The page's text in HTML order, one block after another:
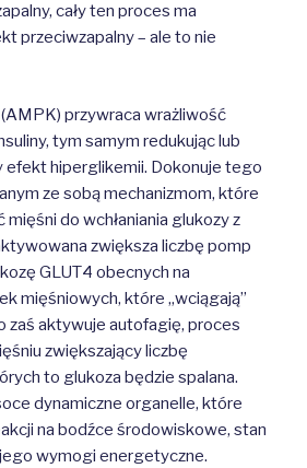
cały ten proces ma
przeciwzapalny – ale to nie
przywraca wrażliwość
tym samym redukując lub
efekt hiperglikemii. Dokonuje tego
ze sobą mechanizmom, które
do wchłaniania glukozy z
zwiększa liczbę pomp
GLUT4 obecnych na
mięśniowych, które „wciągają”
zaś aktywuje autofagię, proces
zwiększający liczbę
to glukoza będzie spalana.
dynamiczne organelle, które
na bodźce środowiskowe, stan
wymogi energetyczne.